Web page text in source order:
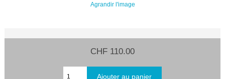
Agrandir l'image
CHF 110.00